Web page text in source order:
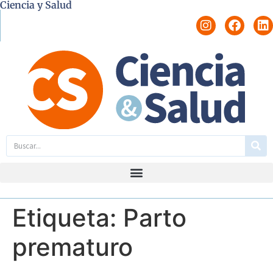
Ciencia y Salud
Etiqueta: Parto
prematuro